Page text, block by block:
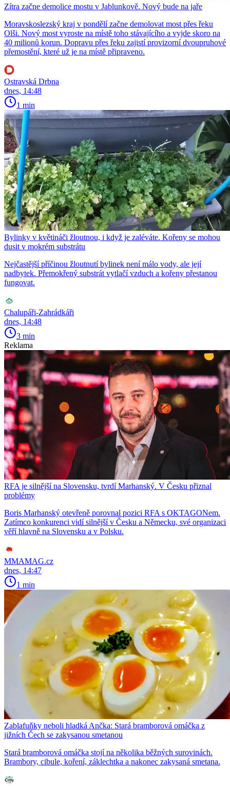
Zítra začne demolice mostu v Jablunkově. Nový bude na jaře
Moravskoslezský kraj v pondělí začne demolovat most přes řeku
Olši. Nový most vyroste na místě toho stávajícího a vyjde skoro na
40 milionů korun. Dopravu přes řeku zajistí provizorní dvoupruhové
přemostění, které už je na místě připraveno.
Ostravská Drbna
dnes, 14:48
1 min
Bylinky v květináči žloutnou, i když je zaléváte. Kořeny se mohou
dusit v mokrém substrátu
Nejčastější příčinou žloutnutí bylinek není málo vody, ale její
nadbytek. Přemokřený substrát vytlačí vzduch a kořeny přestanou
fungovat.
Chalupáři-Zahrádkáři
dnes, 14:48
3 min
Reklama
RFA je silnější na Slovensku, tvrdí Marhanský. V Česku přiznal
problémy
Boris Marhanský otevřeně porovnal pozici RFA s OKTAGONem.
Zatímco konkurenci vidí silnější v Česku a Německu, své organizaci
věří hlavně na Slovensku a v Polsku.
MMAMAG.cz
dnes, 14:47
1 min
Zablafuňky neboli hladká Ančka: Stará bramborová omáčka z
jižních Čech se zakysanou smetanou
Stará bramborová omáčka stojí na několika běžných surovinách.
Brambory, cibule, koření, záklechtka a nakonec zakysaná smetana.